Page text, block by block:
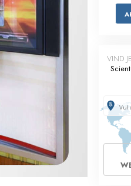
Oplossingen voor
Hulpmiddelen bij
De Oorzaak van
De Grondbeginselen
VIND